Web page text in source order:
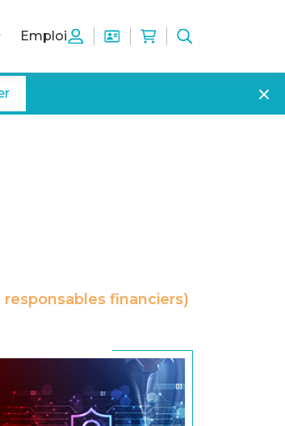
Emploi
financiers)